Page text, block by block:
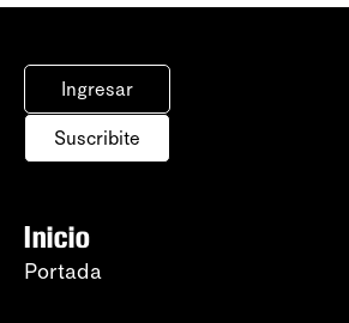
Ingresar
Suscribite
Inicio
Portada